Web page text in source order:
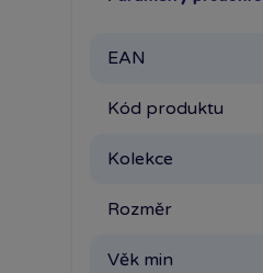
EAN
Kód produktu
Kolekce
Rozměr
Věk min